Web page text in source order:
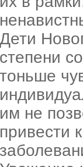
Дети
степени
тоньше
им не
привести